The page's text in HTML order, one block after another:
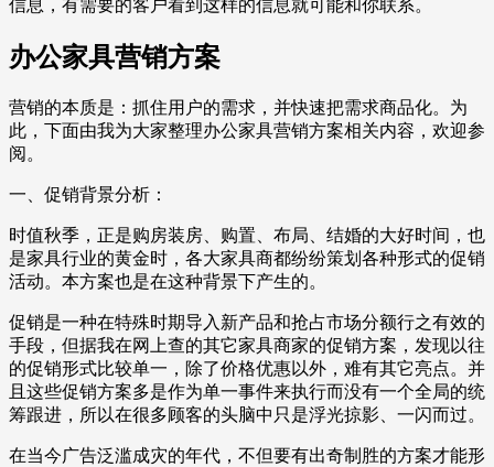
信息，有需要的客户看到这样的信息就可能和你联系。
办公家具营销方案
营销的本质是：抓住用户的需求，并快速把需求商品化。为
此，下面由我为大家整理办公家具营销方案相关内容，欢迎参
阅。
一、促销背景分析：
时值秋季，正是购房装房、购置、布局、结婚的大好时间，也
是家具行业的黄金时，各大家具商都纷纷策划各种形式的促销
活动。本方案也是在这种背景下产生的。
促销是一种在特殊时期导入新产品和抢占市场分额行之有效的
手段，但据我在网上查的其它家具商家的促销方案，发现以往
的促销形式比较单一，除了价格优惠以外，难有其它亮点。并
且这些促销方案多是作为单一事件来执行而没有一个全局的统
筹跟进，所以在很多顾客的头脑中只是浮光掠影、一闪而过。
在当今广告泛滥成灾的年代，不但要有出奇制胜的方案才能形